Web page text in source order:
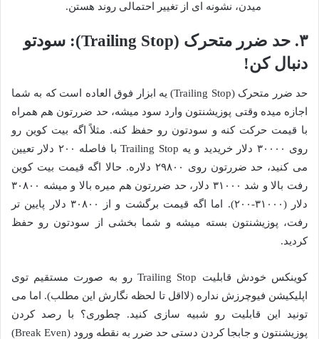
میدن، نشونه ای از تغییر احتمالی روند هستن.
۳. حد ضرر متحرک (Trailing Stop): سودتو
دنبال کن!
حد ضرر متحرک (Trailing Stop) یه ابزار فوق العاده است که به شما
اجازه میده وقتی پوزیشنتون وارد سود میشه، حد ضررتون هم همراه
با قیمت حرکت کنه و سودتون رو حفظ کنه. مثلاً اگه بیت کوین رو
روی ۳۰۰۰۰ دلار خریدید و یه Trailing Stop با فاصله ۲۰۰ دلار تعیین
می کنید، حد ضررتون روی ۲۹۸۰۰ دلاره. حالا اگه قیمت بیت کوین
رفت بالا و شد ۳۱۰۰۰ دلار، حد ضررتون هم میره بالا و میشه ۳۰۸۰۰
دلار (۳۱۰۰۰-۲۰۰). اما اگه قیمت برگشت و از ۳۰۸۰۰ دلار پایین تر
رفت، پوزیشنتون بسته میشه و شما بخشی از سودتون رو حفظ
کردید.
کوینکس خودش قابلیت Trailing Stop رو به صورت مستقیم توی
اپلیکیشن فیوچرزش نداره (لااقل تا لحظه نگارش این مطلب). اما می
تونید این قابلیت رو شبیه سازی کنید. چطوری؟ با رصد کردن
پوزیشنتون و جابجا کردن دستی حد ضرر به نقطه ورود (Break Even)